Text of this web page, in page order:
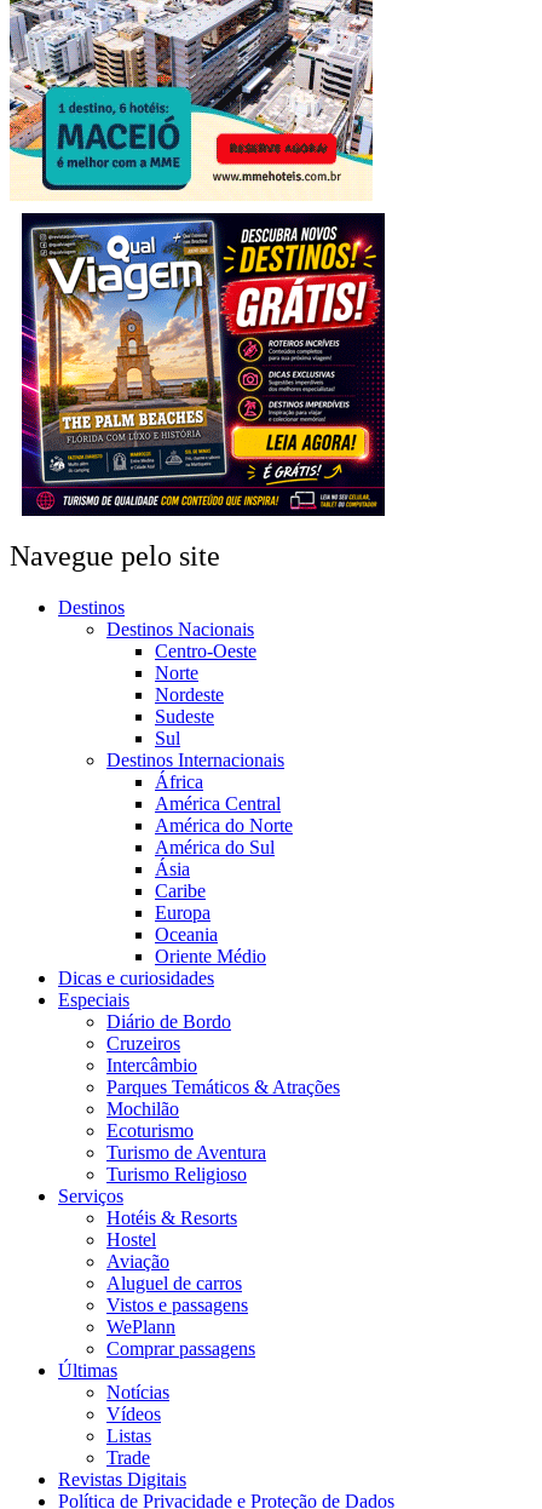
Navegue pelo site
Destinos
Destinos Nacionais
Centro-Oeste
Norte
Nordeste
Sudeste
Sul
Destinos Internacionais
África
América Central
América do Norte
América do Sul
Ásia
Caribe
Europa
Oceania
Oriente Médio
Dicas e curiosidades
Especiais
Diário de Bordo
Cruzeiros
Intercâmbio
Parques Temáticos & Atrações
Mochilão
Ecoturismo
Turismo de Aventura
Turismo Religioso
Serviços
Hotéis & Resorts
Hostel
Aviação
Aluguel de carros
Vistos e passagens
WePlann
Comprar passagens
Últimas
Notícias
Vídeos
Listas
Trade
Revistas Digitais
Política de Privacidade e Proteção de Dados